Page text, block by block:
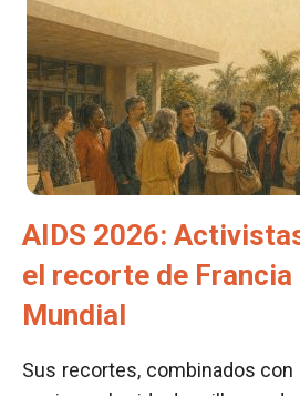
AIDS 2026:
el recorte de Francia
Mundial
Sus recortes, combinados con